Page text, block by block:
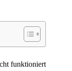
funktioniert